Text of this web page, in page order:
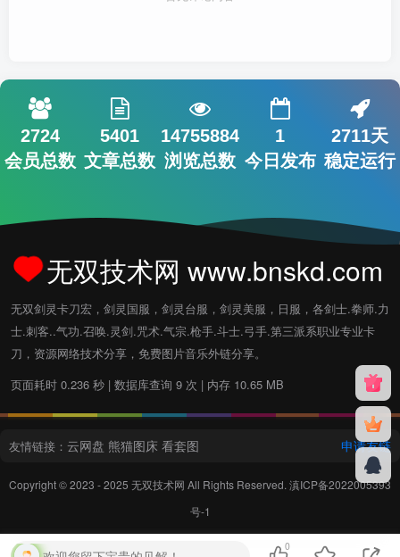
0
2724
会员总数
5401
文章总数
14755884
浏览总数
1
今日发布
2711天
稳定运行
无双技术网 www.bnskd.com
无双剑灵卡刀宏，剑灵国服，剑灵台服，剑灵美服，日服，各剑士.拳师.力
士.刺客..气功.召唤.灵剑.咒术.气宗.枪手.斗士.弓手.第三派系职业专业卡
刀，资源网络技术分享，免费图片音乐外链分享。
页面耗时 0.236 秒 | 数据库查询 9 次 | 内存 10.65 MB
友情链接： 云网盘 熊猫图床 看套图 申请友链
Copyright © 2023 - 2025 无双技术网 All Rights Reserved. 滇ICP备2022005393
号-1